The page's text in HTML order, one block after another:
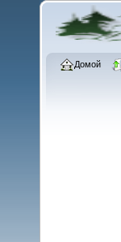
Домой